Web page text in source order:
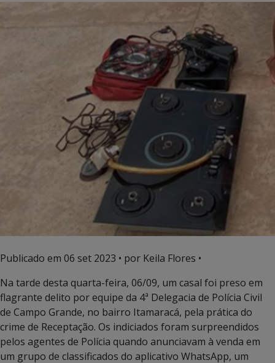
Publicado em 06 set 2023 • por Keila Flores •
Na tarde desta quarta-feira, 06/09, um casal foi preso em
flagrante delito por equipe da 4ª Delegacia de Polícia Civil
de Campo Grande, no bairro Itamaracá, pela prática do
crime de Receptação. Os indiciados foram surpreendidos
pelos agentes de Polícia quando anunciavam à venda em
um grupo de classificados do aplicativo WhatsApp, um